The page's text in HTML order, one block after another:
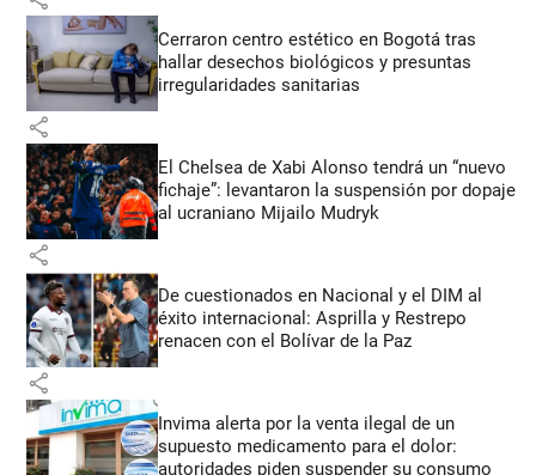
Cerraron centro estético en Bogotá tras
hallar desechos biológicos y presuntas
irregularidades sanitarias
share
El Chelsea de Xabi Alonso tendrá un “nuevo
fichaje”: levantaron la suspensión por dopaje
al ucraniano Mijailo Mudryk
share
De cuestionados en Nacional y el DIM al
éxito internacional: Asprilla y Restrepo
renacen con el Bolívar de la Paz
share
Invima alerta por la venta ilegal de un
supuesto medicamento para el dolor:
autoridades piden suspender su consumo